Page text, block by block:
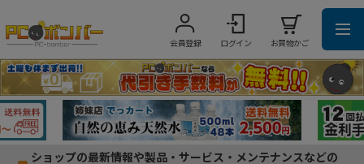
会員登録 ログイン お買物かご
ショップの最新情報や製品・サービス・メンテナンスなどの